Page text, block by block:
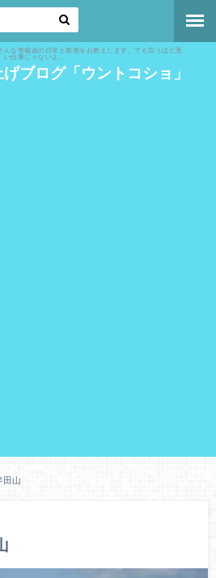
な警備員の日常と裏側をお教えします。でも言うほど悪
い仕事じゃないよ。
ブログ「ウントコショ」
山